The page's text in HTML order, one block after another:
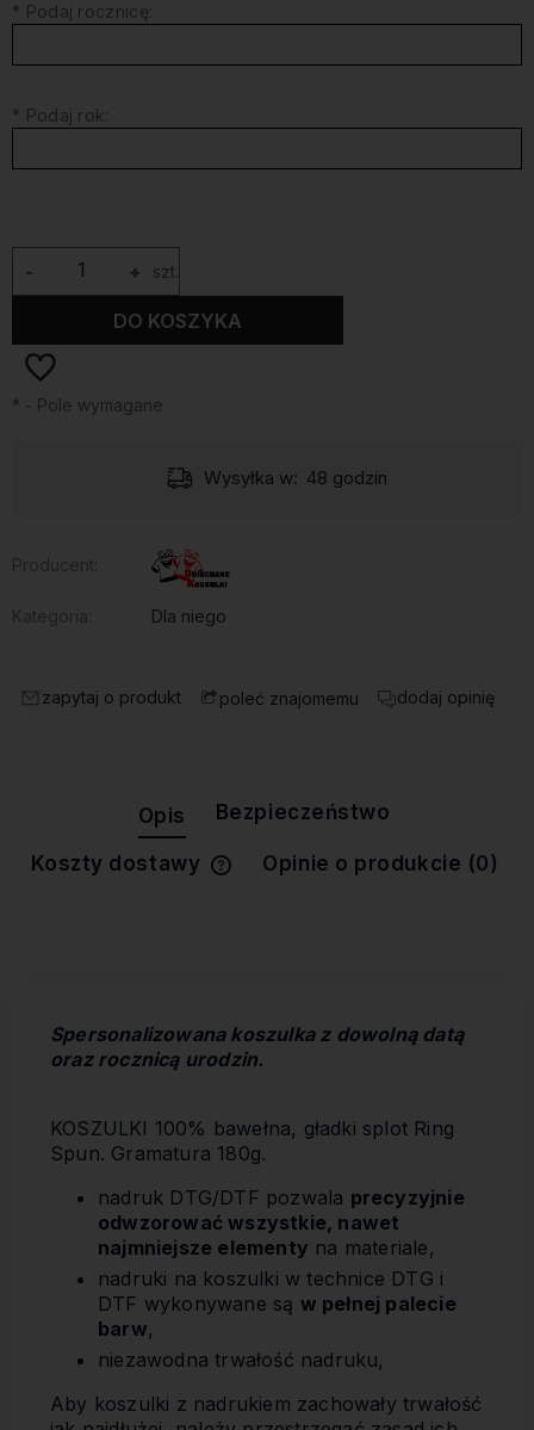
* Podaj rocznicę:
* Podaj rok:
+
- szt.
DO KOSZYKA
* - Pole wymagane
Wysyłka w: 48 godzin
Dla niego
zapytaj o produkt poleć znajomemu dodaj opinię
Opis Bezpieczeństwo
Koszty dostawy
Cena nie zawiera ewentualnych
Opinie o produkcie (0)
Spersonalizowana koszulka z dowolną datą
oraz rocznicą urodzin.
KOSZULKI 100% bawełna, gładki splot Ring
Spun. Gramatura 180g.
nadruk DTG/DTF pozwala precyzyjnie
odwzorować wszystkie, nawet
najmniejsze elementy na materiale,
nadruki na koszulki w technice DTG i
DTF wykonywane są w pełnej palecie
barw,
niezawodna trwałość nadruku,
Aby koszulki z nadrukiem zachowały trwałość